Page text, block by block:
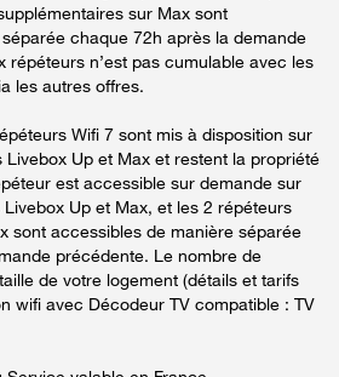
sur Max sont
chaque 72h après la demande
répéteurs n’est pas cumulable avec les
les autres offres.
Wifi 7 sont mis à disposition sur
Up et Max et restent la propriété
est accessible sur demande sur
Up et Max, et les 2 répéteurs
sont accessibles de manière séparée
précédente. Le nombre de
de votre logement (détails et tarifs
wifi avec Décodeur TV compatible : TV